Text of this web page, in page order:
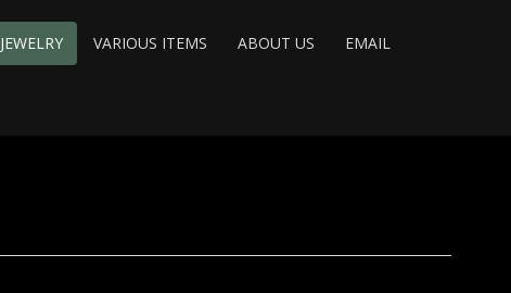
JEWELRY VARIOUS ITEMS ABOUT US EMAIL